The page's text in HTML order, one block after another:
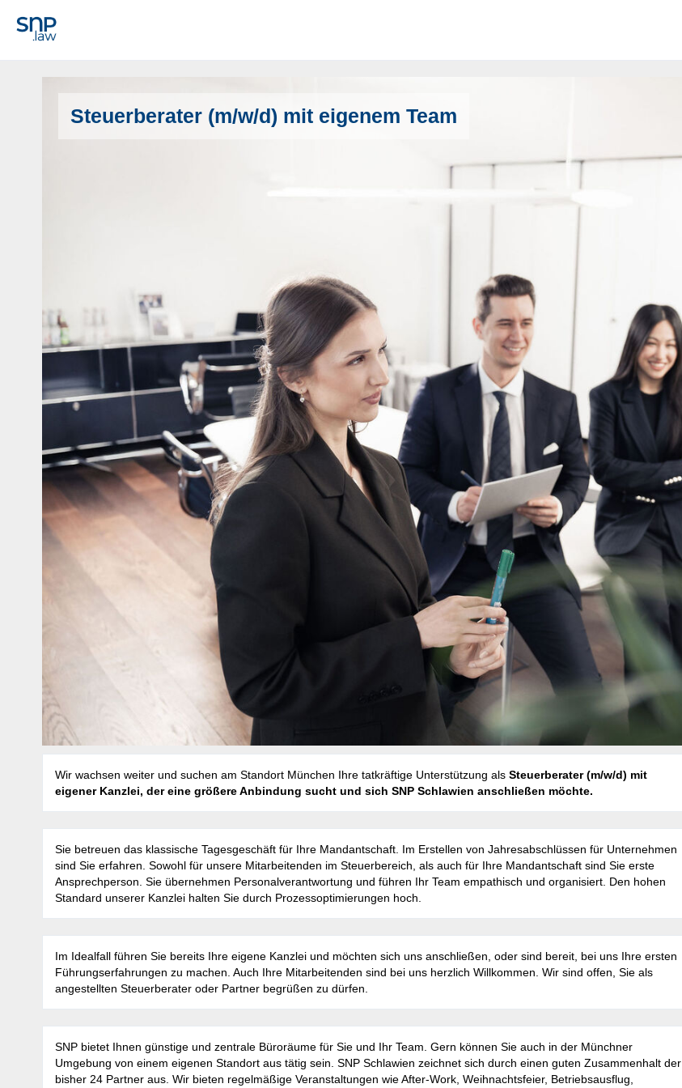
Steuerberater (m/w/d) mit eigenem Team
Wir wachsen weiter und suchen am Standort München Ihre tatkräftige Unterstützung als Steuerberater (m/w/d) mit
eigener Kanzlei, der eine größere Anbindung sucht und sich SNP Schlawien anschließen möchte.
Sie betreuen das klassische Tagesgeschäft für Ihre Mandantschaft. Im Erstellen von Jahresabschlüssen für Unternehmen
sind Sie erfahren. Sowohl für unsere Mitarbeitenden im Steuerbereich, als auch für Ihre Mandantschaft sind Sie erste
Ansprechperson. Sie übernehmen Personalverantwortung und führen Ihr Team empathisch und organisiert. Den hohen
Standard unserer Kanzlei halten Sie durch Prozessoptimierungen hoch.
Im Idealfall führen Sie bereits Ihre eigene Kanzlei und möchten sich uns anschließen, oder sind bereit, bei uns Ihre ersten
Führungserfahrungen zu machen. Auch Ihre Mitarbeitenden sind bei uns herzlich Willkommen. Wir sind offen, Sie als
angestellten Steuerberater oder Partner begrüßen zu dürfen.
SNP bietet Ihnen günstige und zentrale Büroräume für Sie und Ihr Team. Gern können Sie auch in der Münchner
Umgebung von einem eigenen Standort aus tätig sein. SNP Schlawien zeichnet sich durch einen guten Zusammenhalt der
bisher 24 Partner aus. Wir bieten regelmäßige Veranstaltungen wie After-Work, Weihnachtsfeier, Betriebsausflug,